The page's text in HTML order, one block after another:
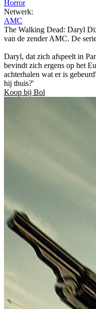
Horror
Netwerk:
AMC
The Walking Dead: Daryl
van de zender AMC. De
Daryl, dat zich afspeelt in
bevindt zich ergens op het
achterhalen wat er is
hij thuis?'
Koop bij Bol